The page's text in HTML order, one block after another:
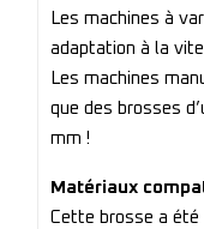
Les machines à
adaptation à la
Les machines
que des brosses
mm !
Matériaux
Cette brosse a été